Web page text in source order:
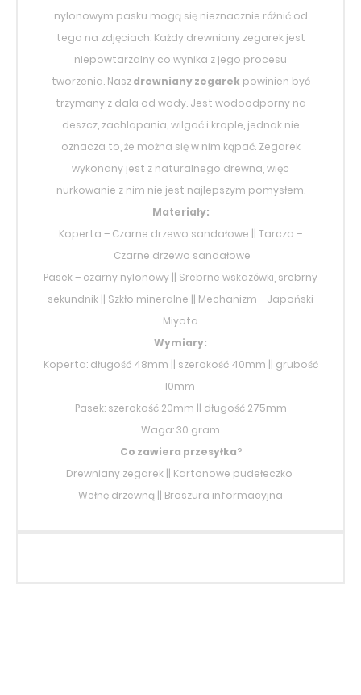
nylonowym pasku mogą się nieznacznie różnić od
tego na zdjęciach. Każdy drewniany zegarek jest
niepowtarzalny co wynika z jego procesu
tworzenia. Naszdrewniany zegarek powinien być
trzymany z dala od wody. Jest wodoodporny na
deszcz, zachlapania, wilgoć i krople, jednak nie
oznacza to, że można się w nim kąpać. Zegarek
wykonany jest z naturalnego drewna, więc
nurkowanie z nim nie jest najlepszym pomysłem.
Materiały:
Koperta – Czarne drzewo sandałowe || Tarcza –
Czarne drzewo sandałowe
Pasek – czarny nylonowy || Srebrne wskazówki, srebrny
sekundnik || Szkło mineralne || Mechanizm - Japoński
Miyota
Wymiary:
Koperta: długość 48mm || szerokość 40mm || grubość
10mm
Pasek: szerokość 20mm || długość 275mm
Waga: 30 gram
Co zawiera przesyłka?
Drewniany zegarek || Kartonowe pudełeczko
Wełnę drzewną || Broszura informacyjna